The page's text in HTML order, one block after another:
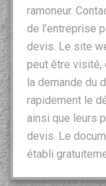
ramoneur.
de l’entreprise
devis. Le site
peut être visité,
la demande du
rapidement le
ainsi que leurs
devis. Le
établi